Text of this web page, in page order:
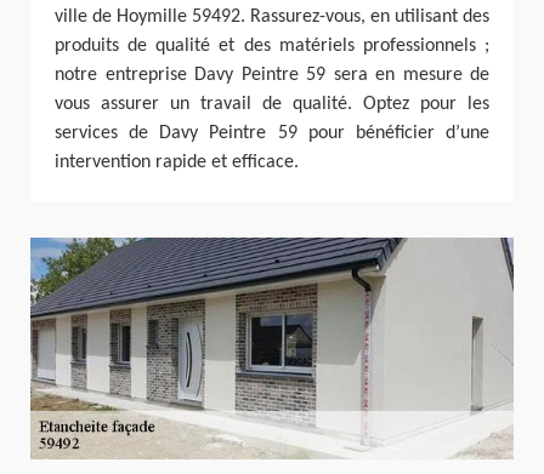
ville de Hoymille 59492. Rassurez-vous, en utilisant des
produits de qualité et des matériels professionnels ;
notre entreprise Davy Peintre 59 sera en mesure de
vous assurer un travail de qualité. Optez pour les
services de Davy Peintre 59 pour bénéficier d’une
intervention rapide et efficace.